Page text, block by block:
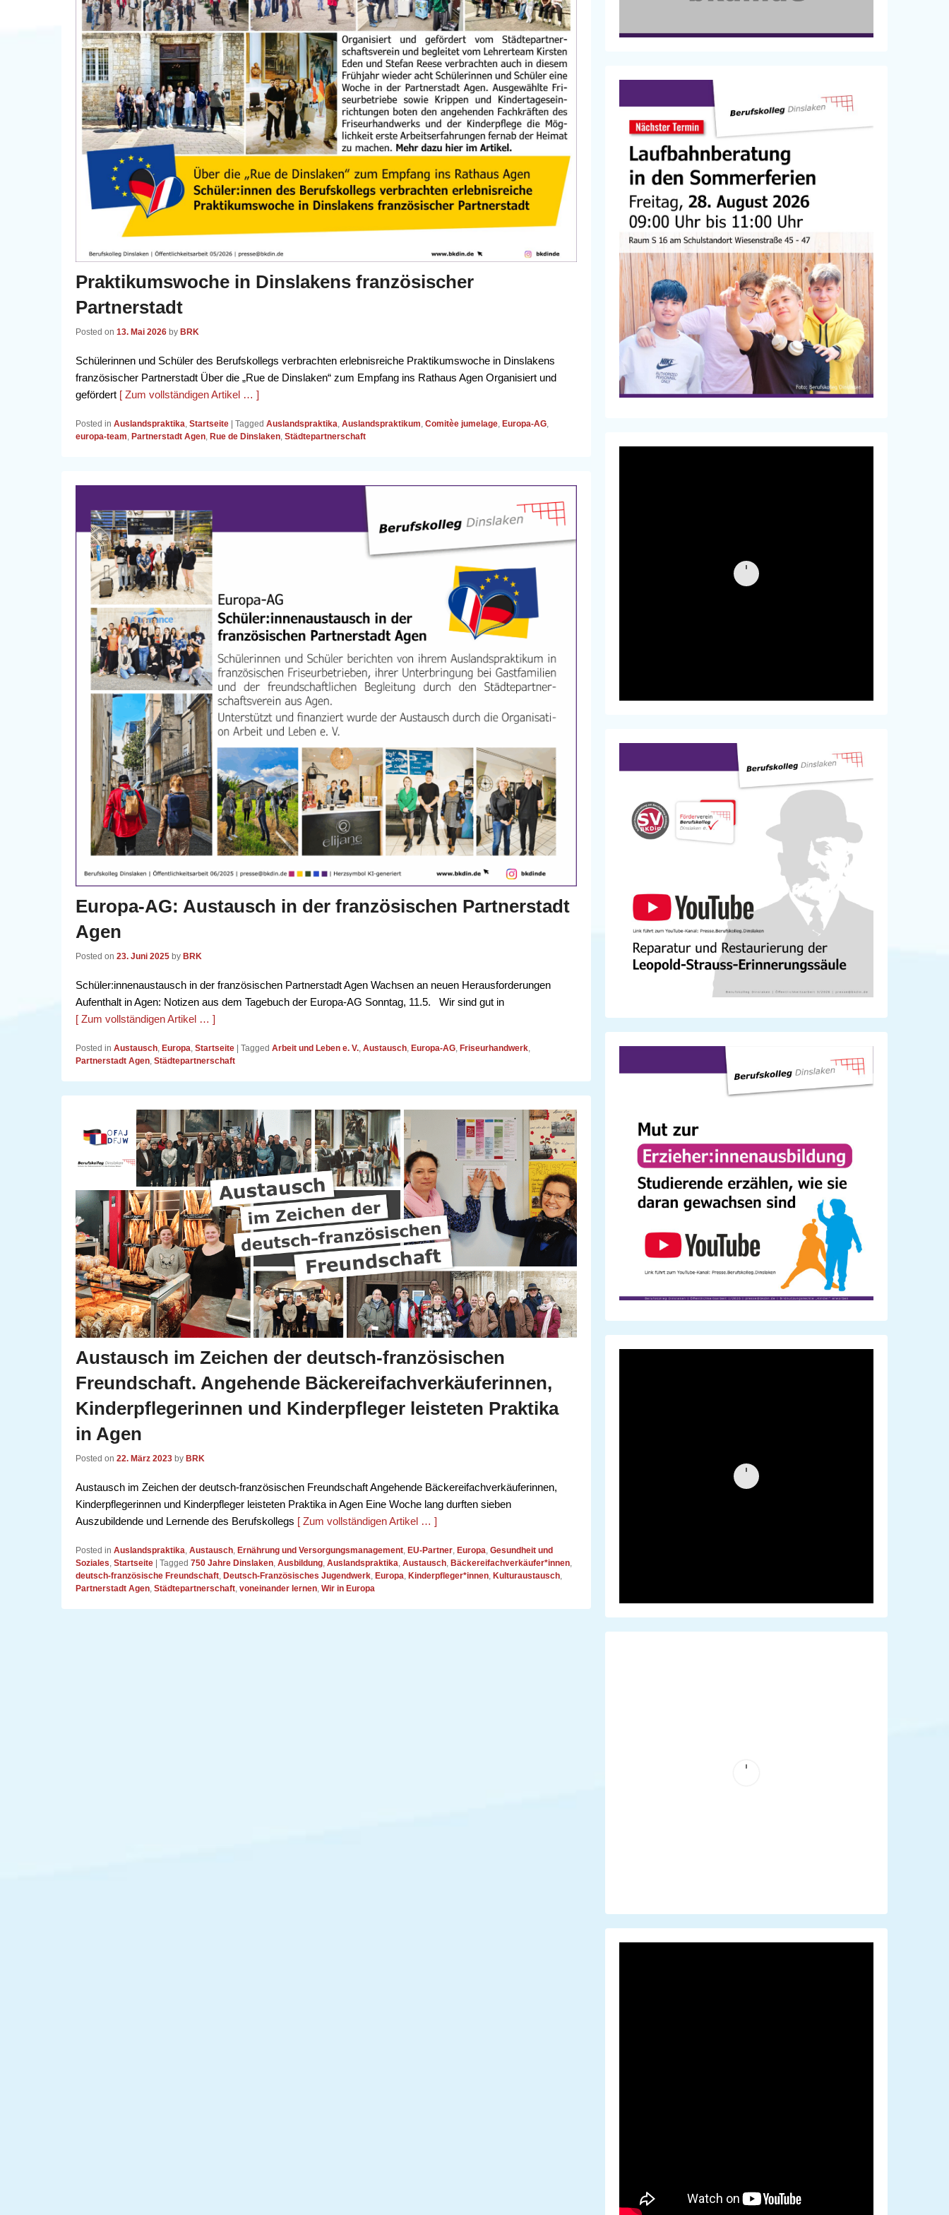
Praktikumswoche in Dinslakens französischer
Partnerstadt
Posted on 13. Mai 2026 by BRK
Schülerinnen und Schüler des Berufskollegs verbrachten erlebnisreiche Praktikumswoche in Dinslakens
französischer Partnerstadt Über die „Rue de Dinslaken“ zum Empfang ins Rathaus Agen Organisiert und
gefördert [ Zum vollständigen Artikel … ]
Posted in Auslandspraktika, Startseite | Tagged Auslandspraktika, Auslandspraktikum, Comitèe jumelage, Europa-AG,
europa-team, Partnerstadt Agen, Rue de Dinslaken, Städtepartnerschaft
Europa-AG: Austausch in der französischen Partnerstadt
Agen
Posted on 23. Juni 2025 by BRK
Schüler:innenaustausch in der französischen Partnerstadt Agen Wachsen an neuen Herausforderungen
Aufenthalt in Agen: Notizen aus dem Tagebuch der Europa-AG Sonntag, 11.5. Wir sind gut in
[ Zum vollständigen Artikel … ]
Posted in Austausch Europa Startseite | Tagged Arbeit und Leben e. V. Austausch Europa-AG Friseurhandwerk
Partnerstadt Agen Städtepartnerschaft
Austausch im Zeichen der deutsch-französischen
Freundschaft. Angehende Bäckereifachverkäuferinnen,
Kinderpflegerinnen und Kinderpfleger leisteten Praktika
in Agen
Posted on 22. März 2023 by BRK
Austausch im Zeichen der deutsch-französischen Freundschaft Angehende Bäckereifachverkäuferinnen,
Kinderpflegerinnen und Kinderpfleger leisteten Praktika in Agen Eine Woche lang durften sieben
Auszubildende und Lernende des Berufskollegs [ Zum vollständigen Artikel … ]
Posted in Auslandspraktika, Austausch, Ernährung und Versorgungsmanagement, EU-Partner, Europa, Gesundheit und
Soziales, Startseite Tagged 750 Jahre Dinslaken, Ausbildung, Auslandspraktika, Austausch, Bäckereifachverkäufer*innen,
deutsch-französische Freundschaft, Deutsch-Französisches Jugendwerk, Europa, Kinderpfleger*innen, Kulturaustausch,
Partnerstadt Agen, Städtepartnerschaft, voneinander lernen, Wir in Europa